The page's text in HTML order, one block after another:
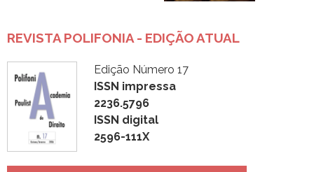
REVISTA POLIFONIA - EDIÇÃO ATUAL
Edição Número 17
ISSN impressa
2236.5796
ISSN digital
2596-111X